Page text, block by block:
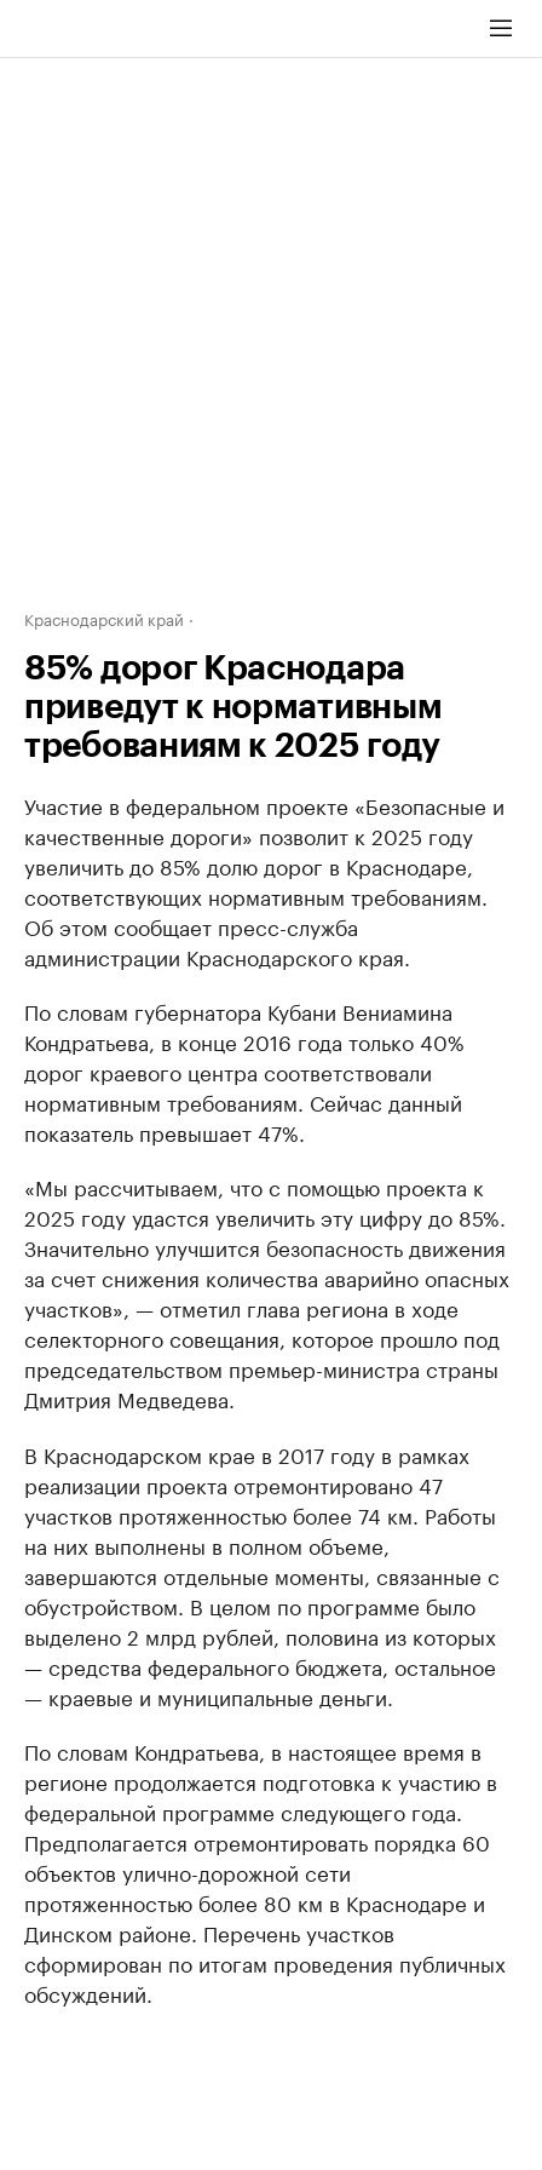
Краснодарский край
85% дорог Краснодара
приведут к нормативным
требованиям к 2025 году
Участие в федеральном проекте «Безопасные и
качественные дороги» позволит к 2025 году
увеличить до 85% долю дорог в Краснодаре,
соответствующих нормативным требованиям.
Об этом сообщает пресс-служба
администрации Краснодарского края.
По словам губернатора Кубани Вениамина
Кондратьева, в конце 2016 года только 40%
дорог краевого центра соответствовали
нормативным требованиям. Сейчас данный
показатель превышает 47%.
«Мы рассчитываем, что с помощью проекта к
2025 году удастся увеличить эту цифру до 85%.
Значительно улучшится безопасность движения
за счет снижения количества аварийно опасных
участков», — отметил глава региона в ходе
селекторного совещания, которое прошло под
председательством премьер-министра страны
Дмитрия Медведева.
В Краснодарском крае в 2017 году в рамках
реализации проекта отремонтировано 47
участков протяженностью более 74 км. Работы
на них выполнены в полном объеме,
завершаются отдельные моменты, связанные с
обустройством. В целом по программе было
выделено 2 млрд рублей, половина из которых
— средства федерального бюджета, остальное
— краевые и муниципальные деньги.
По словам Кондратьева, в настоящее время в
регионе продолжается подготовка к участию в
федеральной программе следующего года.
Предполагается отремонтировать порядка 60
объектов улично-дорожной сети
протяженностью более 80 км в Краснодаре и
Динском районе. Перечень участков
сформирован по итогам проведения публичных
обсуждений.